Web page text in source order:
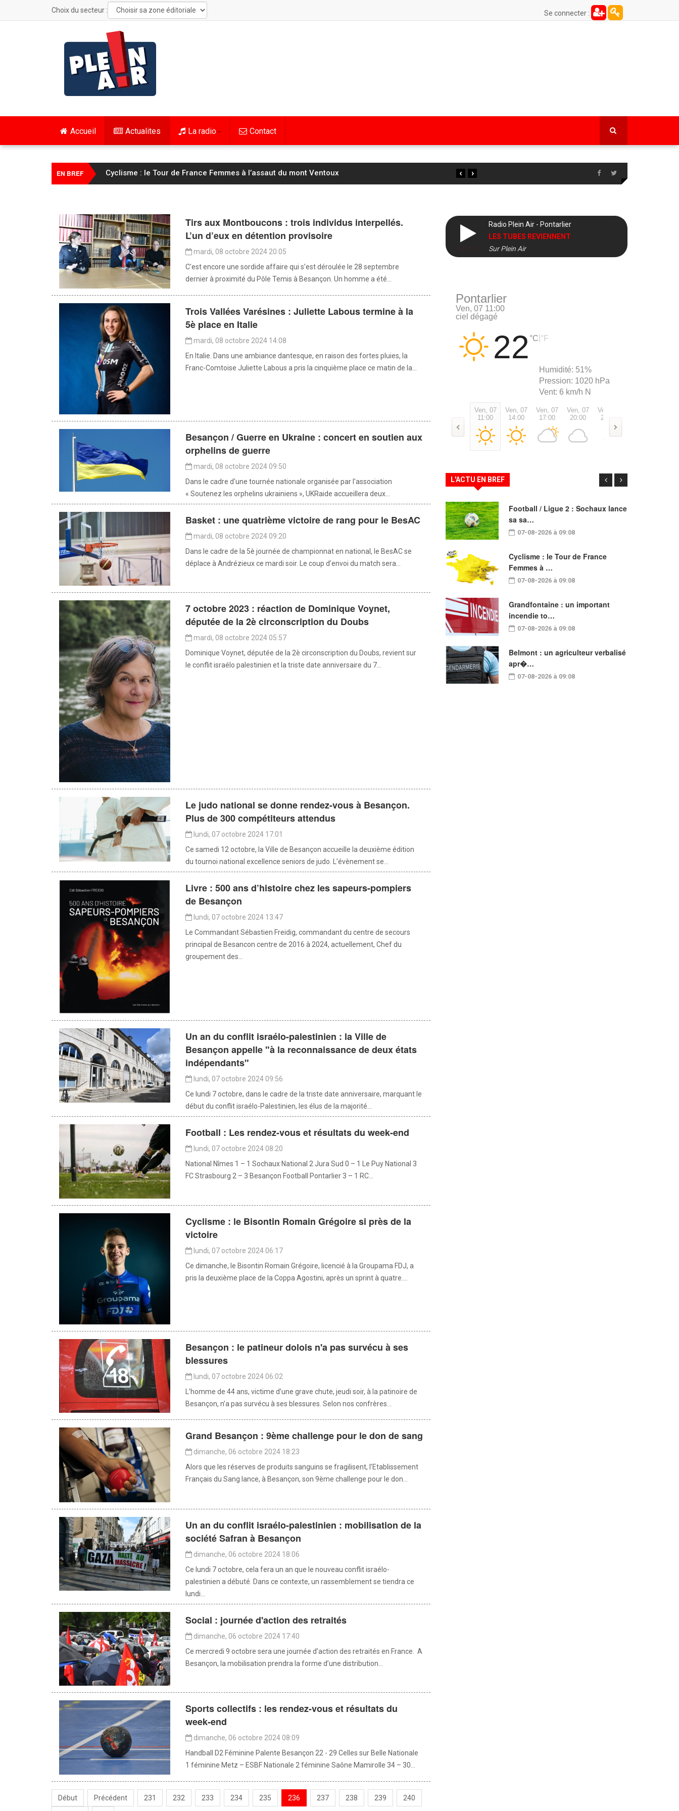
Choix du secteur : Se connecter :
Accueil Actualites La radio Contact
EN BREF Cyclisme : le Tour de France Femmes à l’assaut du mont Ventoux ›
‹
Tirs aux Montboucons : trois individus interpellés.
L’un d’eux en détention provisoire
mardi, 08 octobre 2024 20:05
C’est encore une sordide affaire qui s’est déroulée le 28 septembre
dernier à proximité du Pôle Temis à Besançon. Un homme a été...
Trois Vallées Varésines : Juliette Labous termine à la
5è place en Italie
mardi, 08 octobre 2024 14:08
En Italie. Dans une ambiance dantesque, en raison des fortes pluies, la
Franc-Comtoise Juliette Labous a pris la cinquième place ce matin de la...
Besançon / Guerre en Ukraine : concert en soutien aux
orphelins de guerre
mardi, 08 octobre 2024 09:50
Dans le cadre d'une tournée nationale organisée par l'association
« Soutenez les orphelins ukrainiens », UKRaide accueillera deux...
Basket : une quatrième victoire de rang pour le BesAC
mardi, 08 octobre 2024 09:20
Dans le cadre de la 5è journée de championnat en national, le BesAC se
déplace à Andrézieux ce mardi soir. Le coup d’envoi du match sera...
7 octobre 2023 : réaction de Dominique Voynet,
députée de la 2è circonscription du Doubs
mardi, 08 octobre 2024 05:57
Dominique Voynet, députée de la 2è circonscription du Doubs, revient sur
le conflit israélo palestinien et la triste date anniversaire du 7...
Le judo national se donne rendez-vous à Besançon.
Plus de 300 compétiteurs attendus
lundi, 07 octobre 2024 17:01
Ce samedi 12 octobre, la Ville de Besançon accueille la deuxième édition
du tournoi national excellence seniors de judo. L’évènement se...
Livre : 500 ans d’histoire chez les sapeurs-pompiers
de Besançon
lundi, 07 octobre 2024 13:47
Le Commandant Sébastien Freidig, commandant du centre de secours
principal de Besancon centre de 2016 à 2024, actuellement, Chef du
groupement des...
Un an du conflit israélo-palestinien : la Ville de
Besançon appelle "à la reconnaissance de deux états
indépendants"
lundi, 07 octobre 2024 09:56
Ce lundi 7 octobre, dans le cadre de la triste date anniversaire, marquant le
début du conflit israélo-Palestinien, les élus de la majorité...
Football : Les rendez-vous et résultats du week-end
lundi, 07 octobre 2024 08:20
National Nîmes 1 – 1 Sochaux National 2 Jura Sud 0 – 1 Le Puy National 3
FC Strasbourg 2 – 3 Besançon Football Pontarlier 3 – 1 RC...
Cyclisme : le Bisontin Romain Grégoire si près de la
victoire
lundi, 07 octobre 2024 06:17
Ce dimanche, le Bisontin Romain Grégoire, licencié à la Groupama FDJ, a
pris la deuxième place de la Coppa Agostini, après un sprint à quatre....
Besançon : le patineur dolois n'a pas survécu à ses
blessures
lundi, 07 octobre 2024 06:02
L’homme de 44 ans, victime d’une grave chute, jeudi soir, à la patinoire de
Besançon, n’a pas survécu à ses blessures. Selon nos confrères...
Grand Besançon : 9ème challenge pour le don de sang
dimanche, 06 octobre 2024 18:23
Alors que les réserves de produits sanguins se fragilisent, l’Etablissement
Français du Sang lance, à Besançon, son 9ème challenge pour le don...
Un an du conflit israélo-palestinien : mobilisation de la
société Safran à Besançon
dimanche, 06 octobre 2024 18:06
Ce lundi 7 octobre, cela fera un an que le nouveau conflit israélo-
palestinien a débuté. Dans ce contexte, un rassemblement se tiendra ce
lundi...
Social : journée d'action des retraités
dimanche, 06 octobre 2024 17:40
Ce mercredi 9 octobre sera une journée d’action des retraités en France. A
Besançon, la mobilisation prendra la forme d’une distribution...
Sports collectifs : les rendez-vous et résultats du
week-end
dimanche, 06 octobre 2024 08:09
Handball D2 Féminine Palente Besançon 22 - 29 Celles sur Belle Nationale
1 féminine Metz – ESBF Nationale 2 féminine Saône Mamirolle 34 – 30...
Début Précédent 231 232 233 234 235 236 237 238 239 240
Radio Plein Air - Pontarlier
LES TUBES REVIENNENT
Sur Plein Air
Pontarlier
Ven, 07 11:00
ciel dégagé
22 °C °F
Humidité: 51%
Pression: 1020 hPa
Vent: 6 km/h N
Ven, 07
11:00
Ven, 07
14:00
Ven, 07
17:00
Ven, 07
20:00
Ven, 07
23:00
L'ACTU EN BREF
Football / Ligue 2 : Sochaux lance
sa sa…
07-08-2026 à 09:08
Cyclisme : le Tour de France
Femmes à …
07-08-2026 à 09:08
Grandfontaine : un important
incendie to…
07-08-2026 à 09:08
Belmont : un agriculteur verbalisé
apr�…
07-08-2026 à 09:08